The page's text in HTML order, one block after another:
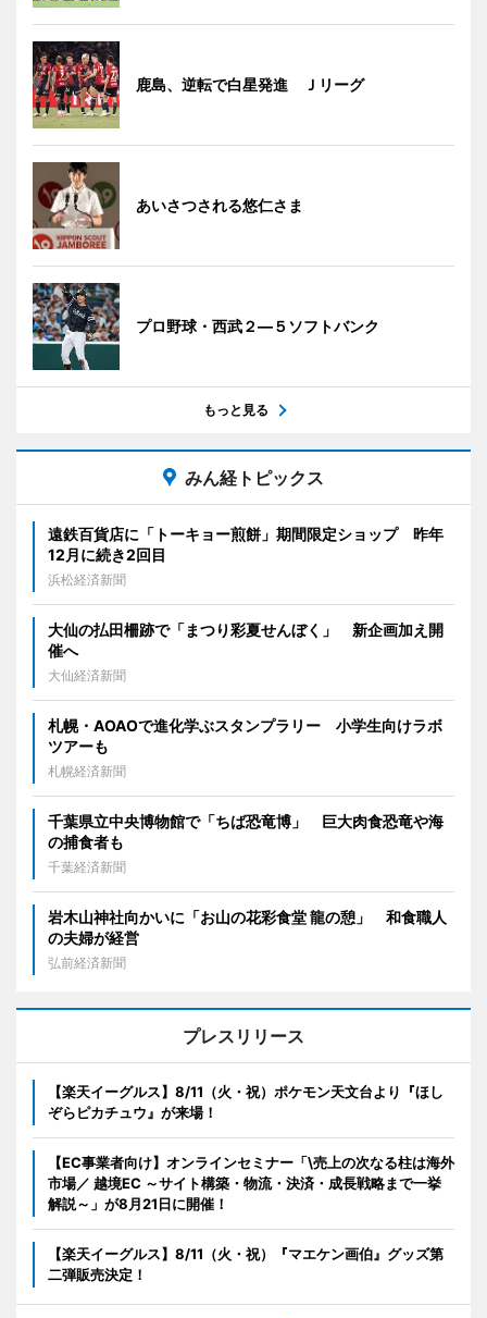
鹿島、逆転で白星発進 Ｊリーグ
あいさつされる悠仁さま
プロ野球・西武２―５ソフトバンク
もっと見る
みん経トピックス
遠鉄百貨店に「トーキョー煎餅」期間限定ショップ 昨年
12月に続き2回目
浜松経済新聞
大仙の払田柵跡で「まつり彩夏せんぼく」 新企画加え開
催へ
大仙経済新聞
札幌・AOAOで進化学ぶスタンプラリー 小学生向けラボ
ツアーも
札幌経済新聞
千葉県立中央博物館で「ちば恐竜博」 巨大肉食恐竜や海
の捕食者も
千葉経済新聞
岩木山神社向かいに「お山の花彩食堂 龍の憩」 和食職人
の夫婦が経営
弘前経済新聞
プレスリリース
【楽天イーグルス】8/11（火・祝）ポケモン天文台より『ほし
ぞらピカチュウ』が来場！
【EC事業者向け】オンラインセミナー「\売上の次なる柱は海外
市場／ 越境EC ～サイト構築・物流・決済・成長戦略まで一挙
解説～」が8月21日に開催！
【楽天イーグルス】8/11（火・祝）『マエケン画伯』グッズ第
二弾販売決定！